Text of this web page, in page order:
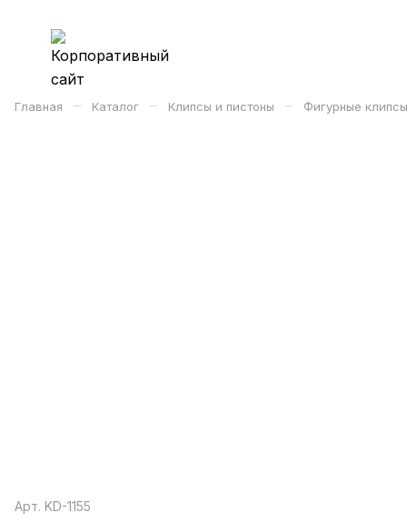
Главная – Каталог – Клипсы и пистоны – Фигурные
Арт. KD-1155